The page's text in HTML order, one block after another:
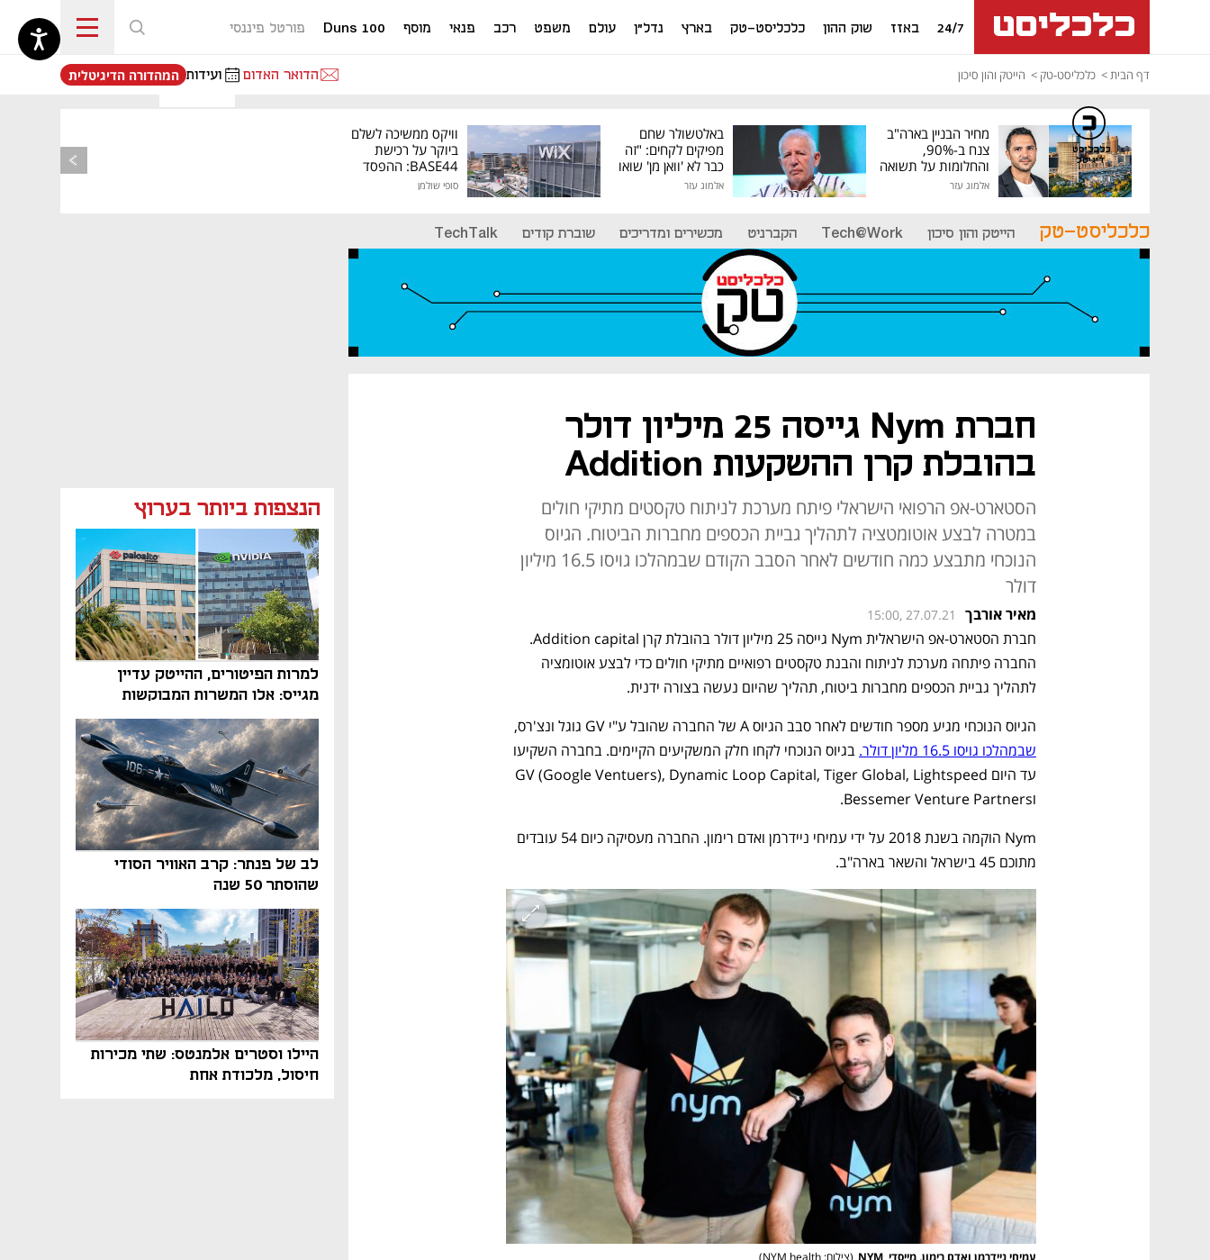
24/7 באזז שוק ההון כלכליסט-טק בארץ נדל"ן עולם משפט רכב פנאי מוסף Duns 100 פורטל פיננסי
דף הבית כלכליסט-טק הייטק והון סיכון הדואר האדום ועידות
נפתח בכרטיסייה חדשה
המהדורה הדיגיטלית
מחיר הבניין בארה"ב
צנח ב-90%,
והחלומות על תשואה
גבוהה התנפצו
אלמוג עזר
באלטשולר שחם
מפיקים לקחים: "זה
כבר לא 'וואן מן' שואו
של גילעד"
אלמוג עזר
וויקס ממשיכה לשלם
ביוקר על רכישת
BASE44: ההפסד
סופי שולמן
כלכליסט-טק הייטק והון סיכון Tech@Work הקברניט מכשירים ומדריכים שוברת קודים TechTalk
הנצפות ביותר בערוץ
למרות הפיטורים, ההייטק עדיין
מגייס: אלו המשרות המבוקשות
והטיפים שיביאו אתכם לשם
לב של פנתר: קרב האוויר הסודי
שהוסתר 50 שנה
היילו וסטרים אלמנטס: שתי מכירות
חיסול, מלכודת אחת
כלכליסט
דיגיטל
חברת Nym גייסה 25 מיליון דולר
בהובלת קרן ההשקעות Addition
הסטארט-אפ הרפואי הישראלי פיתח מערכת לניתוח טקסטים מתיקי חולים
במטרה לבצע אוטומטציה לתהליך גביית הכספים מחברות הביטוח. הגיוס
הנוכחי מתבצע כמה חודשים לאחר הסבב הקודם שבמהלכו גויסו 16.5 מיליון
דולר
מאיר אורבך 15:00, 27.07.21
לתהליך גביית הכספים מחברות ביטוח, תהליך שהיום נעשה בצורה ידנית.
הגיוס הנוכחי מגיע מספר חודשים לאחר סבב הגיוס A של החברה שהובל ע"י GV גוגל ונצ'רס,
שבמהלכו גויסו 16.5 מליון דולר.
וBessemer Venture Partners.
מתוכם 45 בישראל והשאר בארה"ב.
עמיחי ניידרמן ואדם רימון, מייסדי  NYM (צילום: NYM health )